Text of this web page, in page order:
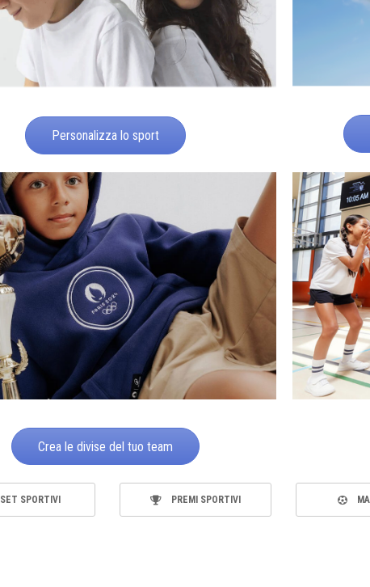
Personalizza lo sport
Crea le divise del tuo team
SET SPORTIVI PREMI SPORTIVI